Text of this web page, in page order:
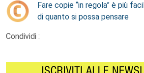
Fare copie “in regola” è più
di quanto si possa pensare
Condividi :